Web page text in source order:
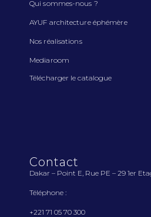
Qui sommes-nous ?
AYUF architecture éphémère
Nos réalisations
Mediaroom
Télécharger le catalogue
Contact
Dakar – Point E, Rue PE – 29 1er
Téléphone :
+221 71 05 70 300